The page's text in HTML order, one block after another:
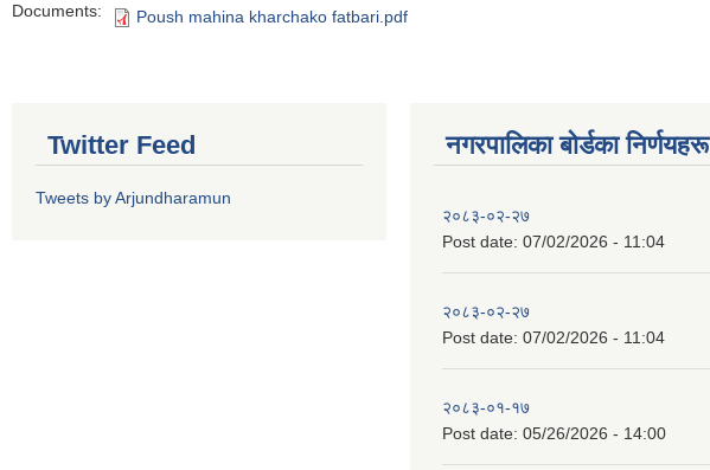
Documents:
Poush mahina kharchako fatbari.pdf
Twitter Feed
Tweets by Arjundharamun
नगरपालिका बाेर्डका निर्णयहरू
२०८३-०२-२७
Post date: 07/02/2026 - 11:04
२०८३-०२-२७
Post date: 07/02/2026 - 11:04
२०८३-०१-१७
Post date: 05/26/2026 - 14:00